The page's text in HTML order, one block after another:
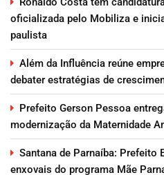
oficializada pelo Mobiliza e
paulista
Além da Influência reúne
debater estratégias de
Prefeito Gerson Pessoa
modernização da Maternidade
Santana de Parnaíba: Prefeito
enxovais do programa Mãe